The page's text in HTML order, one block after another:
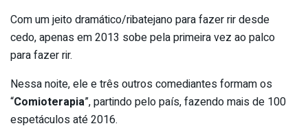
Com um jeito dramático/ribatejano para fazer rir desde
cedo, apenas em 2013 sobe pela primeira vez ao palco
para fazer rir.
Nessa noite, ele e três outros comediantes formam os
“Comioterapia”, partindo pelo país, fazendo mais de 100
espetáculos até 2016.